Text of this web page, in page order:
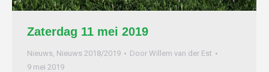
Zaterdag 11 mei 2019
Nieuws, Nieuws 2018/2019 Door Willem van der Est
9 mei 2019